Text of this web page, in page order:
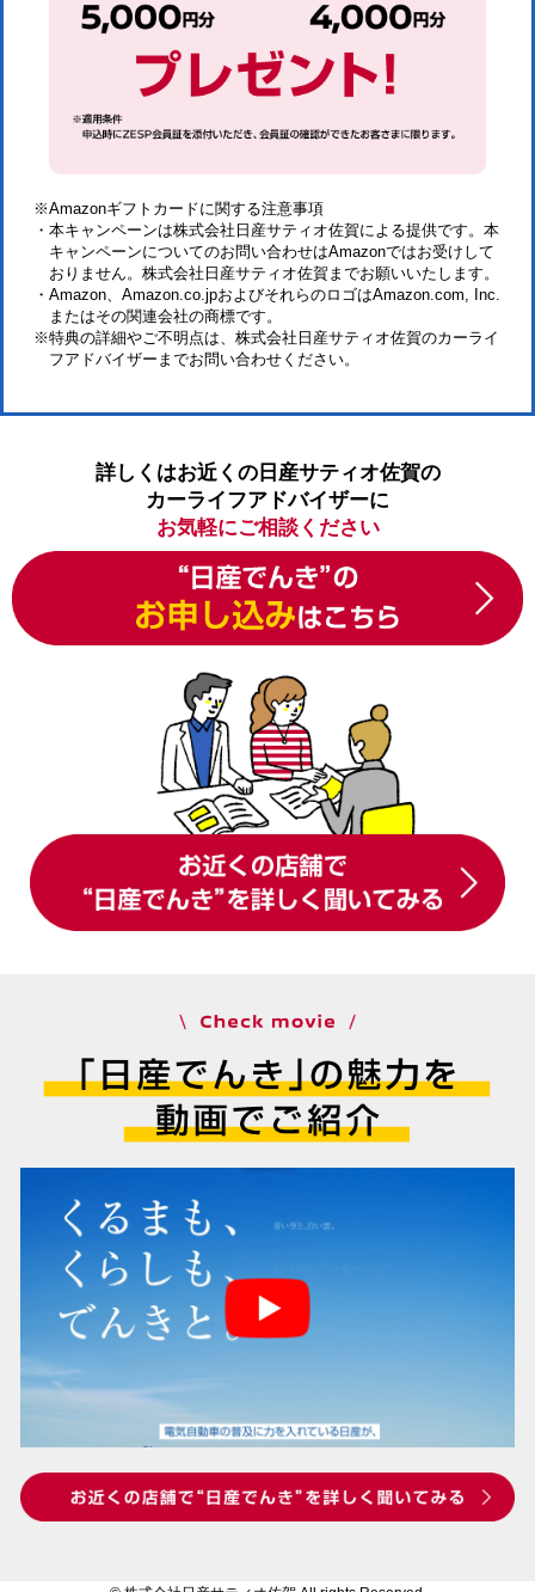
※Amazonギフトカードに関する注意事項
・本キャンペーンは株式会社日産サティオ佐賀による提供です。本
キャンペーンについてのお問い合わせはAmazonではお受けして
おりません。株式会社日産サティオ佐賀までお願いいたします。
・Amazon、Amazon.co.jpおよびそれらのロゴはAmazon.com, Inc.
またはその関連会社の商標です。
※特典の詳細やご不明点は、株式会社日産サティオ佐賀のカーライ
フアドバイザーまでお問い合わせください。
詳しくはお近くの日産サティオ佐賀の
カーライフアドバイザーに
お気軽にご相談ください